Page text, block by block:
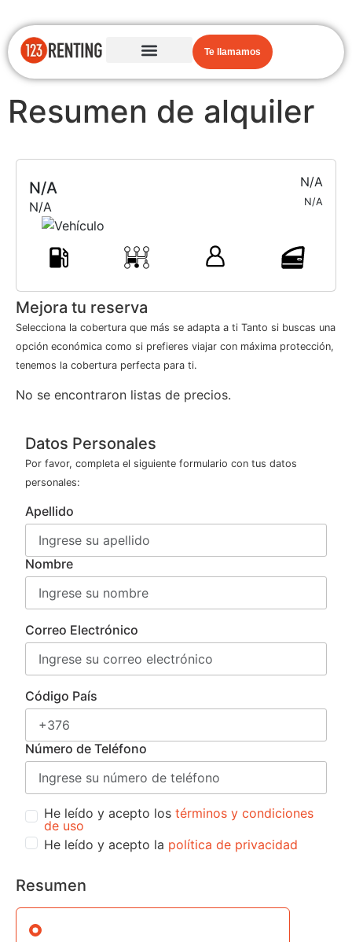
Te llamamos
Resumen de alquiler
N/A
N/A
N/A
N/A
Mejora tu reserva
Selecciona la cobertura que más se adapta a ti Tanto si buscas una
opción económica como si prefieres viajar con máxima protección,
tenemos la cobertura perfecta para ti.
No se encontraron listas de precios.
Datos Personales
Por favor, completa el siguiente formulario con tus datos
personales:
Apellido
Nombre
Correo Electrónico
Código País
Número de Teléfono
He leído y acepto los términos y condiciones
de uso
He leído y acepto la política de privacidad
Resumen